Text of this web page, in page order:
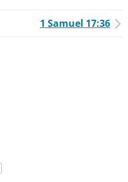
1 Samuel 17:36